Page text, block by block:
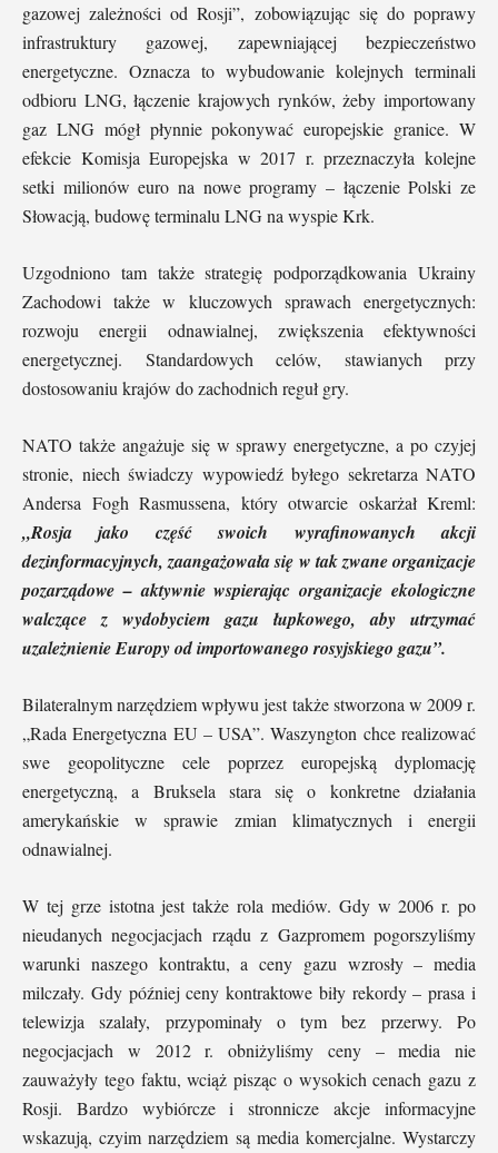
gazowej zależności od Rosji”, zobowiązując się do poprawy
infrastruktury gazowej, zapewniającej bezpieczeństwo
energetyczne. Oznacza to wybudowanie kolejnych terminali
odbioru LNG, łączenie krajowych rynków, żeby importowany
gaz LNG mógł płynnie pokonywać europejskie granice. W
efekcie Komisja Europejska w 2017 r. przeznaczyła kolejne
setki milionów euro na nowe programy – łączenie Polski ze
Słowacją, budowę terminalu LNG na wyspie Krk.
Uzgodniono tam także strategię podporządkowania Ukrainy
Zachodowi także w kluczowych sprawach energetycznych:
rozwoju energii odnawialnej, zwiększenia efektywności
energetycznej. Standardowych celów, stawianych przy
dostosowaniu krajów do zachodnich reguł gry.
NATO także angażuje się w sprawy energetyczne, a po czyjej
stronie, niech świadczy wypowiedź byłego sekretarza NATO
Andersa Fogh Rasmussena, który otwarcie oskarżał Kreml:
„Rosja jako część swoich wyrafinowanych akcji
dezinformacyjnych, zaangażowała się w tak zwane organizacje
pozarządowe – aktywnie wspierając organizacje ekologiczne
walczące z wydobyciem gazu łupkowego, aby utrzymać
uzależnienie Europy od importowanego rosyjskiego gazu”.
Bilateralnym narzędziem wpływu jest także stworzona w 2009 r.
„Rada Energetyczna EU – USA”. Waszyngton chce realizować
swe geopolityczne cele poprzez europejską dyplomację
energetyczną, a Bruksela stara się o konkretne działania
amerykańskie w sprawie zmian klimatycznych i energii
odnawialnej.
W tej grze istotna jest także rola mediów. Gdy w 2006 r. po
nieudanych negocjacjach rządu z Gazpromem pogorszyliśmy
warunki naszego kontraktu, a ceny gazu wzrosły – media
milczały. Gdy później ceny kontraktowe biły rekordy – prasa i
telewizja szalały, przypominały o tym bez przerwy. Po
negocjacjach w 2012 r. obniżyliśmy ceny – media nie
zauważyły tego faktu, wciąż pisząc o wysokich cenach gazu z
Rosji. Bardzo wybiórcze i stronnicze akcje informacyjne
wskazują, czyim narzędziem są media komercjalne. Wystarczy